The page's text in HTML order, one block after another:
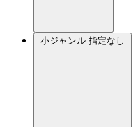
小ジャンル 指定なし